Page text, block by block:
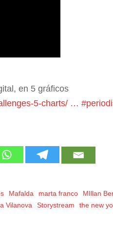
en 5 gráficos
5-charts/ …
Mafalda marta franco
MIllan
Vilanova Storystream the new